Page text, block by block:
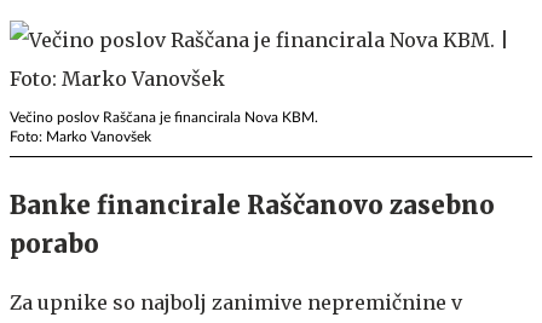
Večino poslov Raščana je financirala Nova KBM.
Foto: Marko Vanovšek
Banke financirale Raščanovo zasebno
porabo
Za upnike so najbolj zanimive nepremičnine v